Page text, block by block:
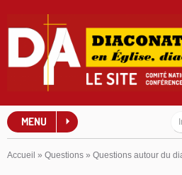
MENU
Accueil » Questions » Questions autour du